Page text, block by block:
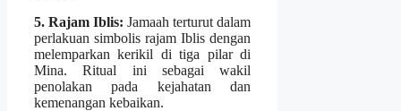
5. Rajam Iblis: Jamaah terturut dalam
perlakuan simbolis rajam Iblis dengan
melemparkan kerikil di tiga pilar di
Mina. Ritual ini sebagai wakil
penolakan pada kejahatan dan
kemenangan kebaikan.